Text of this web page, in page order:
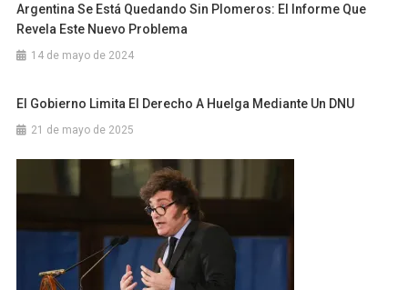
Argentina Se Está Quedando Sin Plomeros: El Informe Que
Revela Este Nuevo Problema
14 de mayo de 2024
El Gobierno Limita El Derecho A Huelga Mediante Un DNU
21 de mayo de 2025